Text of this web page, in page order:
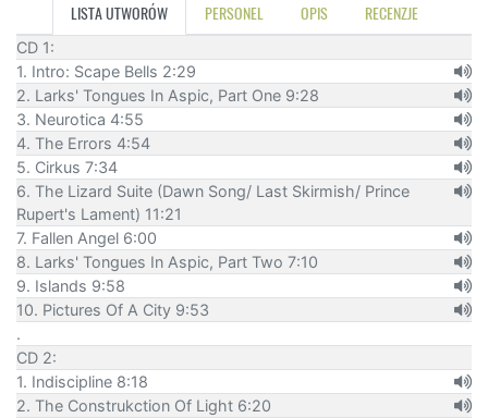
LISTA UTWORÓW PERSONEL OPIS RECENZJE
CD 1:
1. Intro: Scape Bells 2:29
2. Larks' Tongues In Aspic, Part One 9:28
3. Neurotica 4:55
4. The Errors 4:54
5. Cirkus 7:34
6. The Lizard Suite (Dawn Song/ Last Skirmish/ Prince
Rupert's Lament) 11:21
7. Fallen Angel 6:00
8. Larks' Tongues In Aspic, Part Two 7:10
9. Islands 9:58
10. Pictures Of A City 9:53
.
CD 2:
1. Indiscipline 8:18
2. The Construkction Of Light 6:20